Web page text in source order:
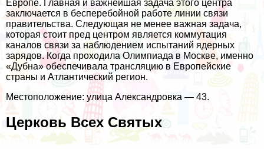
Европе. Главная и важнейшая задача этого центра
заключается в бесперебойной работе линии связи
правительства. Следующая не менее важная задача,
которая стоит пред центром является коммутация
каналов связи за наблюдением испытаний ядерных
зарядов. Когда проходила Олимпиада в Москве, именно
«Дубна» обеспечивала трансляцию в Европейские
страны и Атлантический регион.
Местоположение: улица Александровка — 43.
Церковь Всех Святых